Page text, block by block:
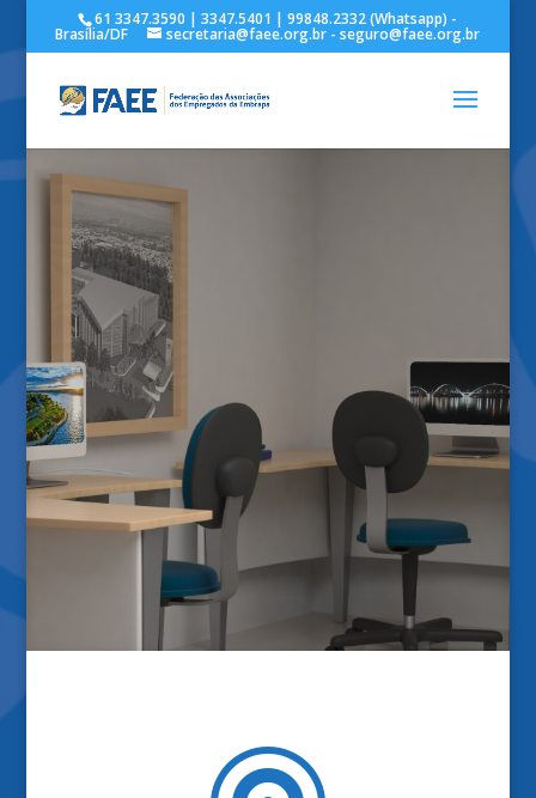
61 3347.3590 | 3347.5401 | 99848.2332 (Whatsapp) -
Brasília/DF secretaria@faee.org.br - seguro@faee.org.br